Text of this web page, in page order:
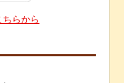
らから